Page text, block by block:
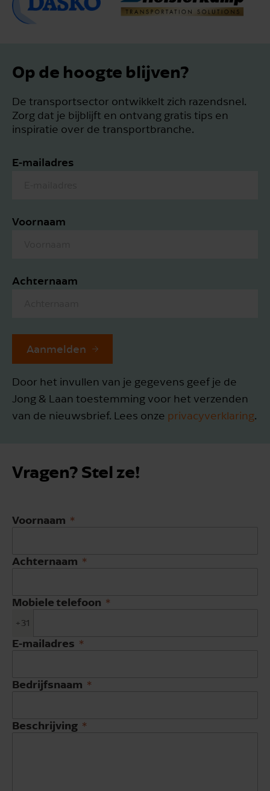
Op de hoogte blijven?
De transportsector ontwikkelt zich razendsnel.
Zorg dat je bijblijft en ontvang gratis tips en
inspiratie over de transportbranche.
E-mailadres
Voornaam
Achternaam
Aanmelden
Door het invullen van je gegevens geef je de
Jong & Laan toestemming voor het verzenden
van de nieuwsbrief. Lees onze privacyverklaring.
Vragen? Stel ze!
Voornaam
Achternaam
Mobiele telefoon
+31
E-mailadres
Bedrijfsnaam
Beschrijving